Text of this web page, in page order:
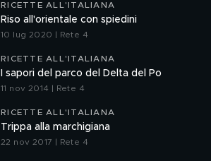
RICETTE ALL'ITALIANA
Riso all'orientale con spiedini
10 lug 2020 | Rete 4
RICETTE ALL'ITALIANA
I sapori del parco del Delta del Po
11 nov 2014 | Rete 4
RICETTE ALL'ITALIANA
Trippa alla marchigiana
22 nov 2017 | Rete 4